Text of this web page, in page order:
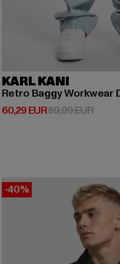
KARL KANI
Retro Baggy Workwear
60,29 EUR
Ajankohtainen hinta: 60,29
89,99 EUR
-40%